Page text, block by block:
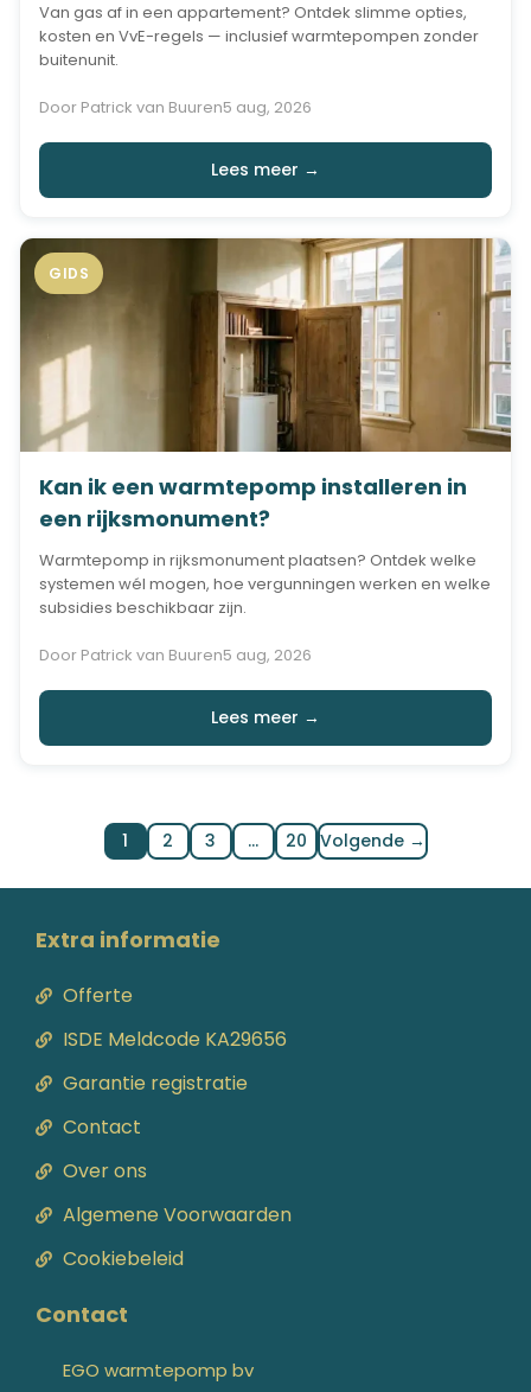
Van gas af in een appartement? Ontdek slimme opties,
kosten en VvE-regels — inclusief warmtepompen zonder
buitenunit.
Door Patrick van Buuren5 aug, 2026
Lees meer →
GIDS
Kan ik een warmtepomp installeren in
een rijksmonument?
Warmtepomp in rijksmonument plaatsen? Ontdek welke
systemen wél mogen, hoe vergunningen werken en welke
subsidies beschikbaar zijn.
Door Patrick van Buuren5 aug, 2026
Lees meer →
1 2 3 … 20 Volgende →
Extra informatie
Offerte
ISDE Meldcode KA29656
Garantie registratie
Contact
Over ons
Algemene Voorwaarden
Cookiebeleid
Contact
EGO warmtepomp bv